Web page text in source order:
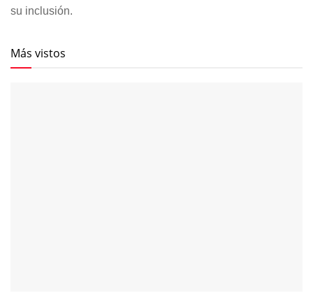
su inclusión.
Más vistos